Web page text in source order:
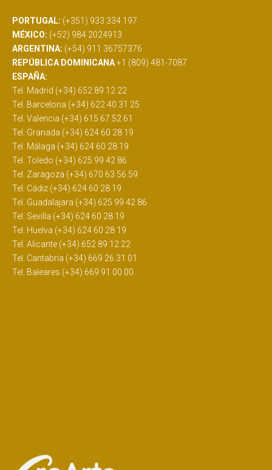
PORTUGAL: (+351) 933 334 197
MÉXICO: (+52) 984 2024913
ARGENTINA: (+54) 911 36757376
REPÚBLICA DOMINICANA+1 (809) 481-7087
ESPAÑA:
Tel. Madrid (+34) 652 89 12 22
Tel. Barcelona (+34) 622 40 31 25
Tel. Valencia (+34) 615 67 52 61
Tel. Granada (+34) 624 60 28 19
Tel. Málaga (+34) 624 60 28 19
Tel. Toledo (+34) 625 99 42 86
Tel. Zaragoza (+34) 670 63 56 59
Tel. Cádiz (+34) 624 60 28 19
Tel. Guadalajara (+34) 625 99 42 86
Tel. Sevilla (+34) 624 60 28 19
Tel. Huelva (+34) 624 60 28 19
Tel. Alicante (+34) 652 89 12 22
Tel. Cantabria (+34) 669 26 31 01
Tel. Baleares (+34) 669 91 00 00